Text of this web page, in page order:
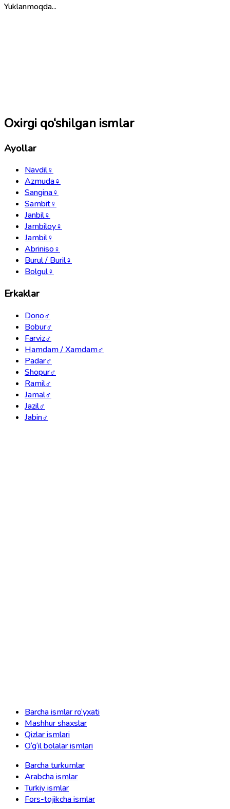
Yuklanmoqda...
Oxirgi qo‘shilgan ismlar
Ayollar
Navdil♀
Azmuda♀
Sangina♀
Sambit♀
Janbil♀
Jambiloy♀
Jambil♀
Abriniso♀
Burul / Buril♀
Bolgul♀
Erkaklar
Dono♂
Bobur♂
Farviz♂
Hamdam / Xamdam♂
Padar♂
Shopur♂
Ramil♂
Jamal♂
Jazil♂
Jabin♂
Barcha ismlar ro‘yxati
Mashhur shaxslar
Qizlar ismlari
O‘g‘il bolalar ismlari
Barcha turkumlar
Arabcha ismlar
Turkiy ismlar
Fors-tojikcha ismlar